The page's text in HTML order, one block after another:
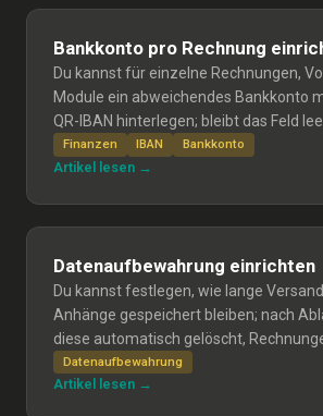
Bankkonto pro Rechnung
Du kannst für einzelne Rechnungen,
Module ein abweichendes Bankkonto
QR-IBAN hinterlegen; bleibt das Feld
Standard-Bankkonto aus den
Buchhaltungseinstellungen verwendet.
Finanzen IBAN Bankkonto
Artikel lesen →
Datenaufbewahrung einrichten
Du kannst festlegen, wie lange
Anhänge gespeichert bleiben; nach
diese automatisch gelöscht,
Mitgliederdaten bleiben erhalten. Die
wöchentlich und die Standardfrist ist
Datenaufbewahrung
Artikel lesen →